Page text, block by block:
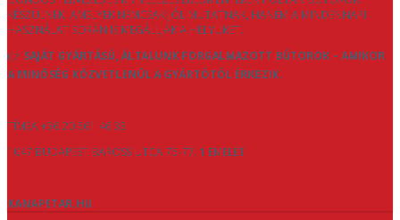
KÉSZÜLNEK, AMELYEK NEMCSAK JÓL MUTATNAK, HANEM A MINDENNAPI
HASZNÁLAT SORÁN IS MEGÁLLJÁK A HELYÜKET.
👉 SAJÁT GYÁRTÁSÚ, ÁLTALUNK FORGALMAZOTT BÚTOROK – AMIKOR
A MINŐSÉG KÖZVETLENÜL A GYÁRTÓTÓL ÉRKEZIK.
TÍMEA +36 20 561 46 33
1047 BUDAPEST BAROSS UTCA 75-77. 1 EMELET
KANAPETAR.HU